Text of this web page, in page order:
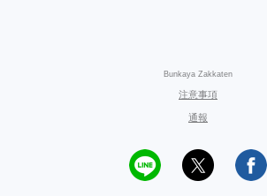
Bunkaya Zakkaten
注意事項
通報